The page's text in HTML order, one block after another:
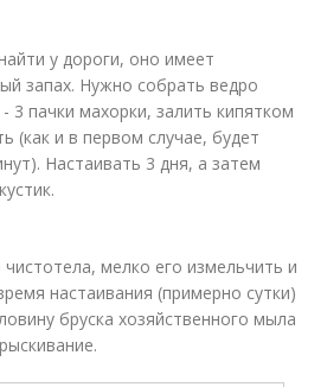
у дороги, оно имеет
запах. Нужно собрать ведро
3 пачки махорки, залить кипятком
(как и в первом случае, будет
Настаивать 3 дня, а затем
мелко его измельчить и
настаивания (примерно сутки)
бруска хозяйственного мыла